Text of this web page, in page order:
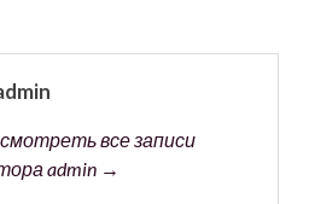
все записи
admin →